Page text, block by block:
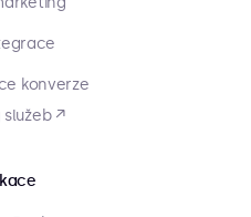
konverze
↗